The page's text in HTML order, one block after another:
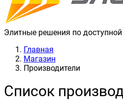
Элитные решения по доступной
Главная
Магазин
Производители
Список